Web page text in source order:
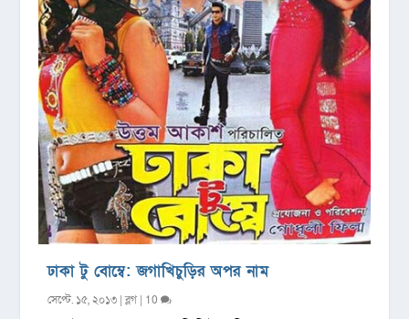
ঢাকা টু বোম্বে: জগাখিচুড়ির অপর নাম
সেপ্টে. ১৫, ২০১৩ |ব্লগ | 10